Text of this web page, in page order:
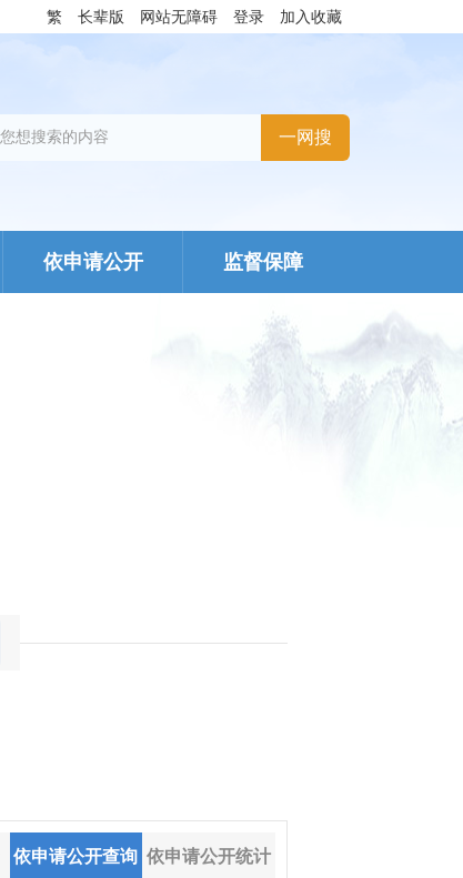
繁 长辈版 网站无障碍 登录 加入收藏
依申请公开 监督保障
依申请公开查询 依申请公开统计